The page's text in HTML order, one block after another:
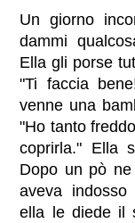
Un giorno
dammi
Ella gli porse
"Ti faccia
venne una
"Ho tanto
coprirla." Ella
Dopo un pò
aveva
ella le diede il